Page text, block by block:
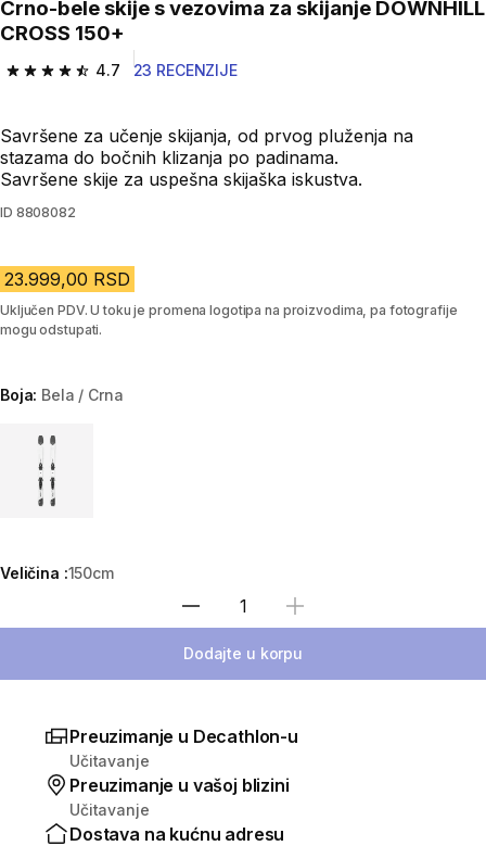
Crno-bele skije s vezovima za skijanje DOWNHILL
CROSS 150+
4.7
4.7 od 5 zvezdica from 23 Recenzije
23 RECENZIJE
Savršene za učenje skijanja, od prvog pluženja na
stazama do bočnih klizanja po padinama.
Savršene skije za uspešna skijaška iskustva.
ID 8808082
23.999,00 RSD
Uključen PDV. U toku je promena logotipa na proizvodima, pa fotografije
mogu odstupati.
Boja: Bela / Crna
Choose a variant
Veličina :150cm
Izaberi količinu
Dodajte u korpu
Preuzimanje u Decathlon-u
Učitavanje
Preuzimanje u vašoj blizini
Učitavanje
Dostava na kućnu adresu